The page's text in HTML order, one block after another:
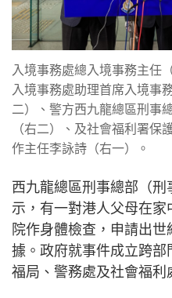
入境事務處總入境事務主任
入境事務處助理首席入境事
二）、警方西九龍總區刑事
（右二）、及社會福利署保
作主任李詠詩（右一）。
西九龍總區刑事總部（
示，有一對港人父母在
院作身體檢查，申請出
據。政府就事件成立跨
福局、警務處及社會福利